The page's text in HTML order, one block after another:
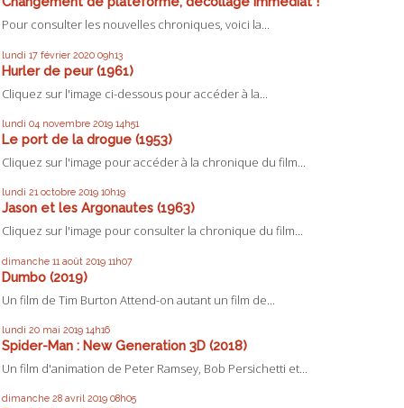
Pour consulter les nouvelles chroniques, voici la...
lundi 17 février 2020 09h13
Hurler de peur (1961)
Cliquez sur l'image ci-dessous pour accéder à la...
lundi 04 novembre 2019 14h51
Le port de la drogue (1953)
Cliquez sur l'image pour accéder à la chronique du film...
lundi 21 octobre 2019 10h19
Jason et les Argonautes (1963)
Cliquez sur l'image pour consulter la chronique du film...
dimanche 11 août 2019 11h07
Dumbo (2019)
Un film de Tim Burton Attend-on autant un film de...
lundi 20 mai 2019 14h16
Spider-Man : New Generation 3D (2018)
Un film d'animation de Peter Ramsey, Bob Persichetti et...
dimanche 28 avril 2019 08h05